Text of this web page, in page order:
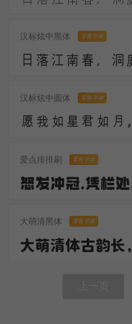
汉标炫中黑体 零售字体
汉标炫中圆体 零售字体
爱点排排刷 零售字体
大萌清黑体 零售字体